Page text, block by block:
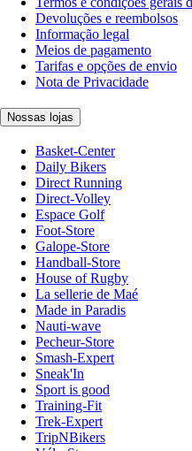
Devoluções e reembolsos
Informação legal
Meios de pagamento
Tarifas e opções de envio
Nota de Privacidade
Nossas lojas
Basket-Center
Daily Bikers
Direct Running
Direct-Volley
Espace Golf
Foot-Store
Galope-Store
Handball-Store
House of Rugby
La sellerie de Maé
Made in Paradis
Nauti-wave
Pecheur-Store
Smash-Expert
Sneak'In
Sport is good
Training-Fit
Trek-Expert
TripNBikers